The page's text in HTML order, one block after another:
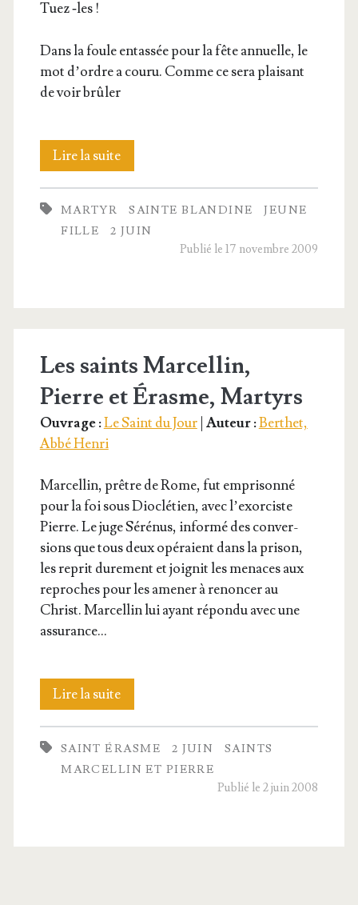
Tuez ‑les !
Dans la foule entas­sée pour la fête annuelle, le
mot d’ordre a cou­ru. Comme ce sera plai­sant
de voir brûler
Lire la suiteBlan­
dine,
l’esclave
MARTYR SAINTE BLANDINE
JEUNE
FILLE
2 JUIN
Publié le 17 novembre 2009
Les saints Marcellin,
Pierre et Érasme, Martyrs
Ouvrage :Le Saint du Jour| Auteur :Berthet,
Abbé Henri
Mar­cel­lin, prêtre de Rome, fut empri­son­né
pour la foi sous Dio­clé­tien, avec l’exor­ciste
Pierre. Le juge Séré­nus, infor­mé des conver­
sions que tous deux opé­raient dans la pri­son,
les reprit dure­ment et joi­gnit les menaces aux
reproches pour les ame­ner à renon­cer au
Christ. Mar­cel­lin lui ayant répon­du avec une
assurance…
Lire la suiteLes
saints
Mar­
SAINT ÉRASME 2 JUIN
SAINTS
MARCELLIN ET PIERRE
Publié le 2 juin 2008